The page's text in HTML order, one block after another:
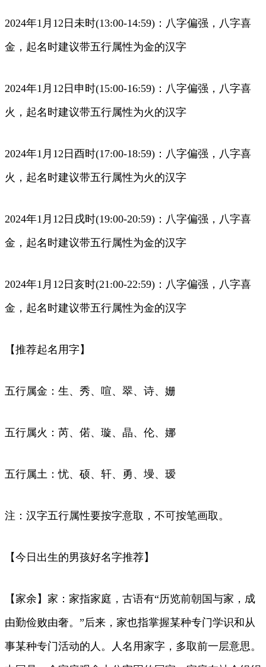
2024年1月12日未时(13:00-14:59)：八字偏强，八字喜
金，起名时建议带五行属性为金的汉字
2024年1月12日申时(15:00-16:59)：八字偏强，八字喜
火，起名时建议带五行属性为火的汉字
2024年1月12日酉时(17:00-18:59)：八字偏强，八字喜
火，起名时建议带五行属性为火的汉字
2024年1月12日戌时(19:00-20:59)：八字偏强，八字喜
金，起名时建议带五行属性为金的汉字
2024年1月12日亥时(21:00-22:59)：八字偏强，八字喜
金，起名时建议带五行属性为金的汉字
【推荐起名用字】
五行属金：生、秀、喧、翠、诗、姗
五行属火：芮、偌、璇、晶、伦、娜
五行属土：忧、硕、轩、勇、墁、瑷
注：汉字五行属性要按字意取，不可按笔画取。
【今日出生的男孩好名字推荐】
【家余】家：家指家庭，古语有“历览前朝国与家，成
由勤俭败由奢。”后来，家也指掌握某种专门学识和从
事某种专门活动的人。人名用家字，多取前一层意思。